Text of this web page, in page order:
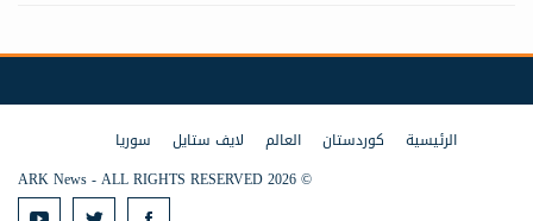
الرئيسية كوردستان العالم لايف ستايل
سوريا
© 2026 ARK News - ALL RIGHTS RESERVED